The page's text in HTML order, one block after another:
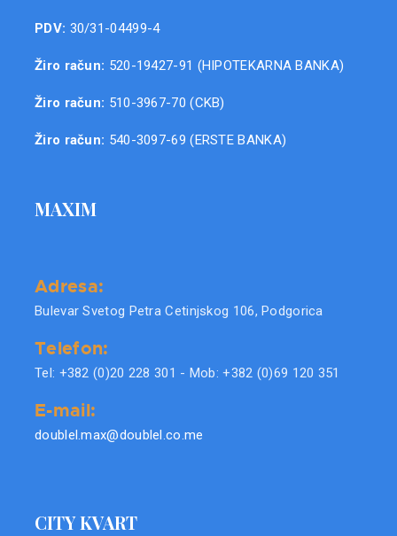
PDV: 30/31-04499-4
Žiro račun: 520-19427-91 (HIPOTEKARNA BANKA)
Žiro račun: 510-3967-70 (CKB)
Žiro račun: 540-3097-69 (ERSTE BANKA)
MAXIM
Adresa:
Bulevar Svetog Petra Cetinjskog 106, Podgorica
Telefon:
Tel: +382 (0)20 228 301 - Mob: +382 (0)69 120 351
E-mail:
doublel.max@doublel.co.me
CITY KVART